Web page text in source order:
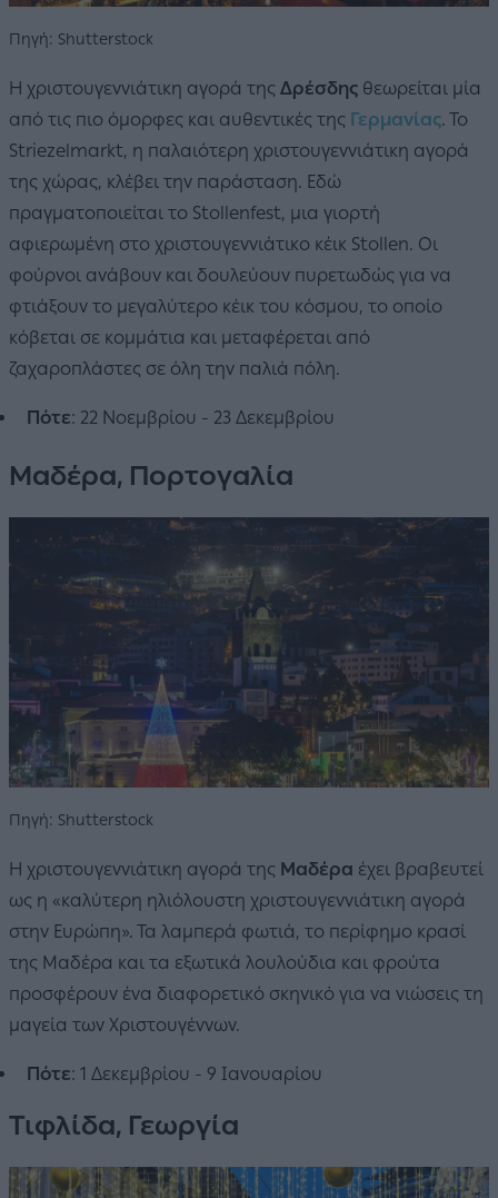
Πηγή: Shutterstock
Η χριστουγεννιάτικη αγορά της Δρέσδης θεωρείται μία
από τις πιο όμορφες και αυθεντικές της Γερμανίας. Το
Striezelmarkt, η παλαιότερη χριστουγεννιάτικη αγορά
της χώρας, κλέβει την παράσταση. Εδώ
πραγματοποιείται το Stollenfest, μια γιορτή
αφιερωμένη στο χριστουγεννιάτικο κέικ Stollen. Οι
φούρνοι ανάβουν και δουλεύουν πυρετωδώς για να
φτιάξουν το μεγαλύτερο κέικ του κόσμου, το οποίο
κόβεται σε κομμάτια και μεταφέρεται από
ζαχαροπλάστες σε όλη την παλιά πόλη.
Πότε: 22 Νοεμβρίου - 23 Δεκεμβρίου
Μαδέρα, Πορτογαλία
Πηγή: Shutterstock
Η χριστουγεννιάτικη αγορά της Μαδέρα έχει βραβευτεί
ως η «καλύτερη ηλιόλουστη χριστουγεννιάτικη αγορά
στην Ευρώπη». Τα λαμπερά φωτιά, το περίφημο κρασί
της Μαδέρα και τα εξωτικά λουλούδια και φρούτα
προσφέρουν ένα διαφορετικό σκηνικό για να νιώσεις τη
μαγεία των Χριστουγέννων.
Πότε: 1 Δεκεμβρίου - 9 Ιανουαρίου
Τιφλίδα, Γεωργία